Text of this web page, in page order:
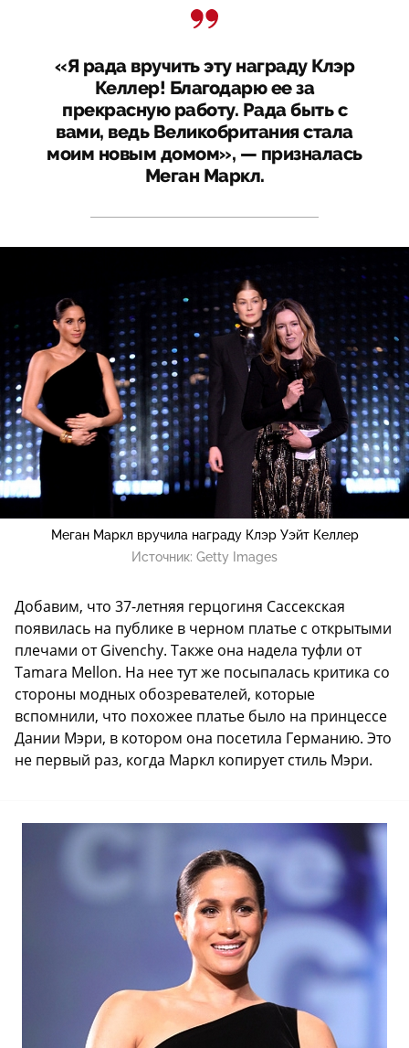
«Я рада вручить эту награду Клэр
Келлер! Благодарю ее за
прекрасную работу. Рада быть с
вами, ведь Великобритания стала
моим новым домом», — призналась
Меган Маркл.
Меган Маркл вручила награду Клэр Уэйт Келлер
Источник: Getty Images
Добавим, что 37-летняя герцогиня Сассекская
появилась на публике в черном платье с открытыми
плечами от Givenchy. Также она надела туфли от
Tamara Mellon. На нее тут же посыпалась критика со
стороны модных обозревателей, которые
вспомнили, что похожее платье было на принцессе
Дании Мэри, в котором она посетила Германию. Это
не первый раз, когда Маркл копирует стиль Мэри.